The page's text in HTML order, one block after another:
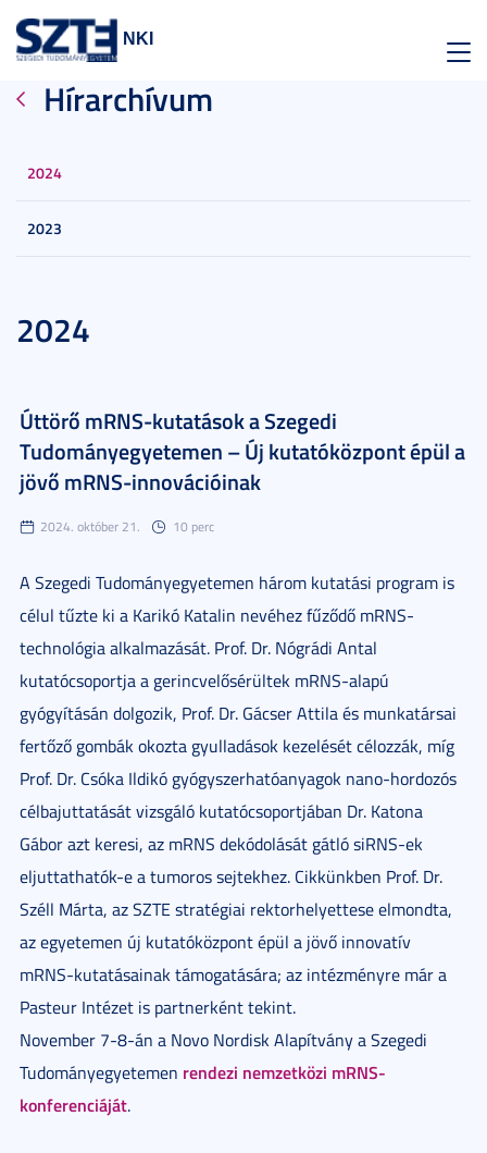
NKI
Hírarchívum
2024
2023
2024
Úttörő mRNS-kutatások a Szegedi
Tudományegyetemen – Új kutatóközpont épül a
jövő mRNS-innovációinak
2024. október 21. 10 perc
A Szegedi Tudományegyetemen három kutatási program is
célul tűzte ki a Karikó Katalin nevéhez fűződő mRNS-
technológia alkalmazását. Prof. Dr. Nógrádi Antal
kutatócsoportja a gerincvelősérültek mRNS-alapú
gyógyításán dolgozik, Prof. Dr. Gácser Attila és munkatársai
fertőző gombák okozta gyulladások kezelését célozzák, míg
Prof. Dr. Csóka Ildikó gyógyszerhatóanyagok nano-hordozós
célbajuttatását vizsgáló kutatócsoportjában Dr. Katona
Gábor azt keresi, az mRNS dekódolását gátló siRNS-ek
eljuttathatók-e a tumoros sejtekhez. Cikkünkben Prof. Dr.
Széll Márta, az SZTE stratégiai rektorhelyettese elmondta,
az egyetemen új kutatóközpont épül a jövő innovatív
mRNS-kutatásainak támogatására; az intézményre már a
Pasteur Intézet is partnerként tekint.
November 7-8-án a Novo Nordisk Alapítvány a Szegedi
Tudományegyetemen rendezi nemzetközi mRNS-
konferenciáját.